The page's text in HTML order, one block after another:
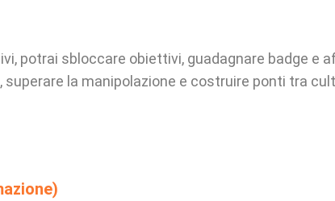
potrai sbloccare obiettivi, guadagnare badge e
la manipolazione e costruire ponti tra